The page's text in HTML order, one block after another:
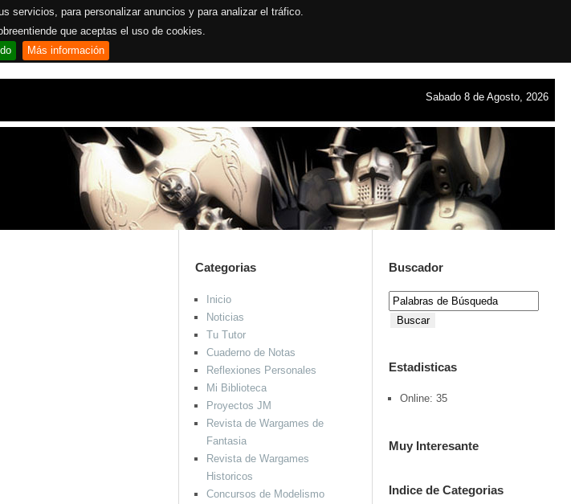
servicios, para personalizar anuncios y para analizar el tráfico.
que aceptas el uso de cookies.
Más información
Sabado 8 de Agosto, 2026
Buscador
Estadisticas
Online: 35
Muy Interesante
Indice de Categorias
Categorias
Inicio
Noticias
Tu Tutor
Cuaderno de Notas
Reflexiones Personales
Mi Biblioteca
Proyectos JM
Revista de Wargames de
Fantasia
Revista de Wargames
Historicos
Concursos de Modelismo